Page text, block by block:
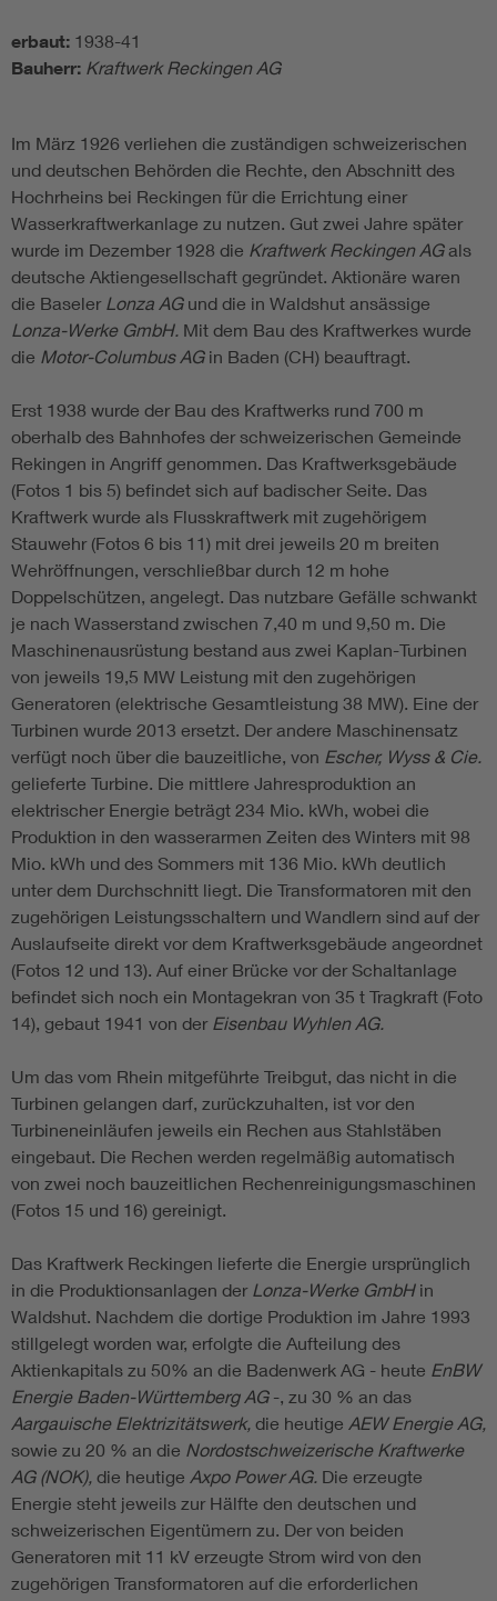
erbaut: 1938-41
Bauherr: Kraftwerk Reckingen AG
Im März 1926 verliehen die zuständigen schweizerischen
und deutschen Behörden die Rechte, den Abschnitt des
Hochrheins bei Reckingen für die Errichtung einer
Wasserkraftwerkanlage zu nutzen. Gut zwei Jahre später
wurde im Dezember 1928 die Kraftwerk Reckingen AGals
deutsche Aktiengesellschaft gegründet. Aktionäre waren
die Baseler Lonza AGund die in Waldshut ansässige
Lonza-Werke GmbH. Mit dem Bau des Kraftwerkes wurde
die Motor-Columbus AGin Baden (CH) beauftragt.
Erst 1938 wurde der Bau des Kraftwerks rund 700 m
oberhalb des Bahnhofes der schweizerischen Gemeinde
Rekingen in Angriff genommen. Das Kraftwerksgebäude
(Fotos 1 bis 5) befindet sich auf badischer Seite. Das
Kraftwerk wurde als Flusskraftwerk mit zugehörigem
Stauwehr (Fotos 6 bis 11) mit drei jeweils 20 m breiten
Wehröffnungen, verschließbar durch 12 m hohe
Doppelschützen, angelegt. Das nutzbare Gefälle schwankt
je nach Wasserstand zwischen 7,40 m und 9,50 m. Die
Maschinenausrüstung bestand aus zwei Kaplan-Turbinen
von jeweils 19,5 MW Leistung mit den zugehörigen
Generatoren (elektrische Gesamtleistung 38 MW). Eine der
Turbinen wurde 2013 ersetzt. Der andere Maschinensatz
verfügt noch über die bauzeitliche, von Escher, Wyss & Cie.
gelieferte Turbine. Die mittlere Jahresproduktion an
elektrischer Energie beträgt 234 Mio. kWh, wobei die
Produktion in den wasserarmen Zeiten des Winters mit 98
Mio. kWh und des Sommers mit 136 Mio. kWh deutlich
unter dem Durchschnitt liegt. Die Transformatoren mit den
zugehörigen Leistungsschaltern und Wandlern sind auf der
Auslaufseite direkt vor dem Kraftwerksgebäude angeordnet
(Fotos 12 und 13). Auf einer Brücke vor der Schaltanlage
befindet sich noch ein Montagekran von 35 t Tragkraft (Foto
14), gebaut 1941 von der Eisenbau Wyhlen AG.
Um das vom Rhein mitgeführte Treibgut, das nicht in die
Turbinen gelangen darf, zurückzuhalten, ist vor den
Turbineneinläufen jeweils ein Rechen aus Stahlstäben
eingebaut. Die Rechen werden regelmäßig automatisch
von zwei noch bauzeitlichen Rechenreinigungsmaschinen
(Fotos 15 und 16) gereinigt.
Das Kraftwerk Reckingen lieferte die Energie ursprünglich
in die Produktionsanlagen der Lonza-Werke GmbHin
Waldshut. Nachdem die dortige Produktion im Jahre 1993
stillgelegt worden war, erfolgte die Aufteilung des
Aktienkapitals zu 50% an die Badenwerk AG - heute EnBW
Energie Baden-Württemberg AG-, zu 30 % an das
Aargauische Elektrizitätswerk, die heutige AEW Energie AG,
sowie zu 20 % an die Nordostschweizerische Kraftwerke
AG (NOK), die heutige Axpo Power AG. Die erzeugte
Energie steht jeweils zur Hälfte den deutschen und
schweizerischen Eigentümern zu. Der von beiden
Generatoren mit 11 kV erzeugte Strom wird von den
zugehörigen Transformatoren auf die erforderlichen